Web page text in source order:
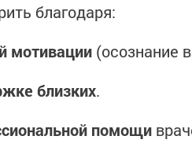
благодаря:
мотивации (осознание
близких.
помощи